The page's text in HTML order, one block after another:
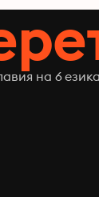
на 6 езика